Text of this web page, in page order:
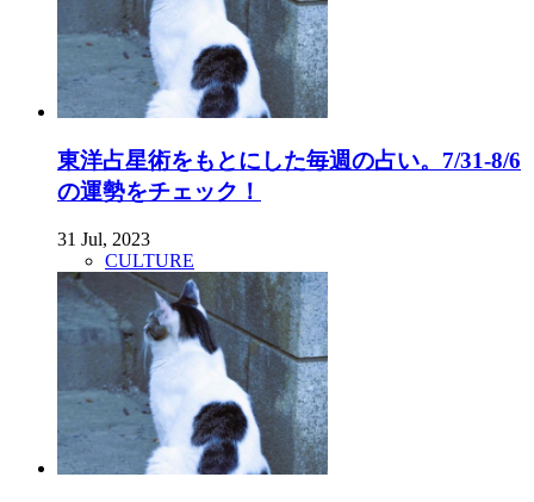
東洋占星術をもとにした毎週の占い。7/31-8/6
の運勢をチェック！
31 Jul, 2023
CULTURE